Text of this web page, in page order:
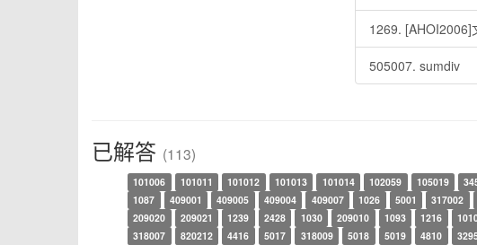
1269. [AHOI2006]
505007. sumdiv
已解答 (113)
101006 101011 101012 101013 101014 102059 105019
1087
409001 409005 409004 409007 1026 5001 317002
209020
209021 1239 2428 1030 209010 1093 1216
318007
820212 4416 5017 318009 5018 5019 4810